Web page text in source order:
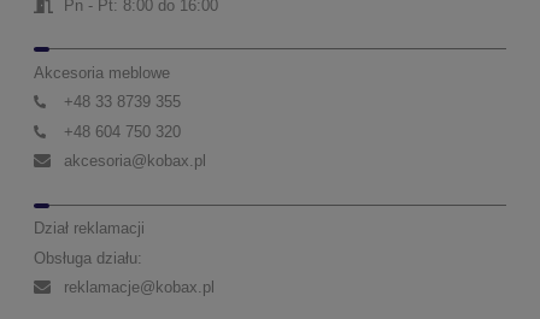
Pn - Pt: 8:00 do 16:00
Akcesoria meblowe
+48 33 8739 355
+48 604 750 320
akcesoria@kobax.pl
Dział reklamacji
Obsługa działu:
reklamacje@kobax.pl